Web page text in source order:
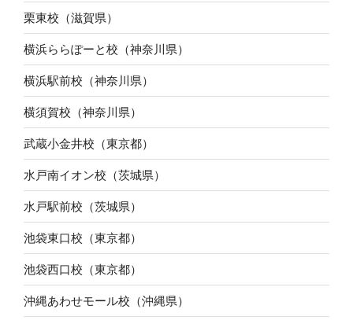
栗東校（滋賀県）
横浜ららぽーと校（神奈川県）
横浜駅前校（神奈川県）
横須賀校（神奈川県）
武蔵小金井校（東京都）
水戸南イオン校（茨城県）
水戸駅前校（茨城県）
池袋東口校（東京都）
池袋西口校（東京都）
沖縄あわせモール校（沖縄県）